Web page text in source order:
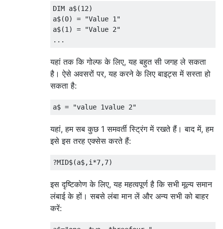
DIM a$(12)
a$(0) = "Value 1"
a$(1) = "Value 2"
यहां तक ​​कि गोल्फ के लिए, यह बहुत सी जगह ले सकता
है। ऐसे अवसरों पर, यह करने के लिए बाइट्स में सस्ता हो
सकता है:
यहां, हम सब कुछ 1 समवर्ती स्ट्रिंग में रखते हैं। बाद में, हम
इसे इस तरह एक्सेस करते हैं:
इस दृष्टिकोण के लिए, यह महत्वपूर्ण है कि सभी मूल्य समान
लंबाई के हों। सबसे लंबा मान लें और अन्य सभी को बाहर
करें: